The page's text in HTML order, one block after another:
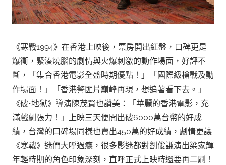
《寒戰1994》在香港上映後，票房開出紅盤，口碑更是
爆衝，緊湊燒腦的劇情與火爆刺激的動作場面，好評不
斷，「集合香港電影全盛時期優點！」「國際級槍戰及動
作場面！」「香港警匪片巔峰再現，想追著看下去。」
《破•地獄》導演陳茂賢也讚美：「華麗的香港電影，充
滿戲劇張力！」上映三天便開出破6000萬台幣的好成
績，台灣的口碑場同樣也賣出450萬的好成績，劇情更讓
《寒戰》迷們大呼過癮，很多影迷都對劉俊謙演出梁家輝
年輕時期的角色印象深刻，直呼正式上映時還要再二刷！